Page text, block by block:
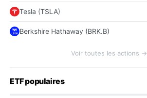
Tesla (TSLA)
Berkshire Hathaway (BRK.B)
Voir toutes les actions →
ETF populaires